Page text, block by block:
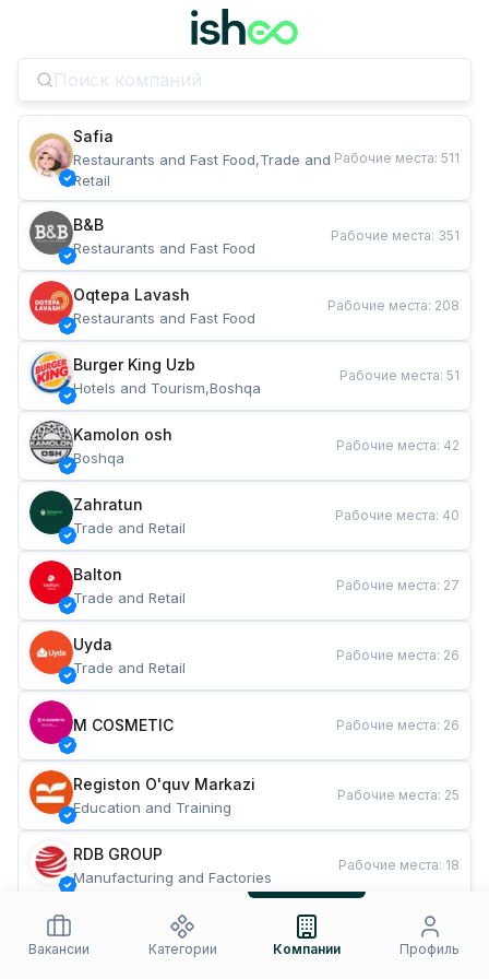
Safia
Restaurants and Fast Food,Trade and
Retail
Рабочие места: 511
B&B
Restaurants and Fast Food
Рабочие места: 351
Oqtepa Lavash
Restaurants and Fast Food
Рабочие места: 208
Burger King Uzb
Hotels and Tourism,Boshqa
Рабочие места: 51
Kamolon osh
Boshqa
Рабочие места: 42
Zahratun
Trade and Retail
Рабочие места: 40
Balton
Trade and Retail
Рабочие места: 27
Uyda
Trade and Retail
Рабочие места: 26
M COSMETIC Рабочие места: 26
Registon O'quv Markazi
Education and Training
Рабочие места: 25
RDB GROUP
Manufacturing and Factories
Рабочие места: 18
Restaurants and Fast Food
Рабочие места
Вакансии
Категории Компании Профиль